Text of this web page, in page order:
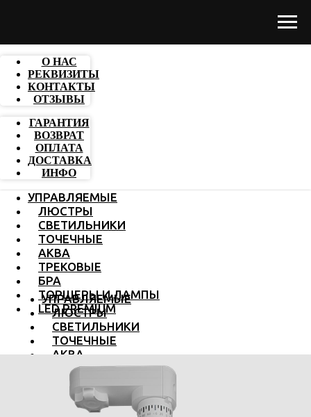
О НАС
РЕКВИЗИТЫ
КОНТАКТЫ
ОТЗЫВЫ
ГАРАНТИЯ
ВОЗВРАТ
ОПЛАТА
ДОСТАВКА
ИНФО
УПРАВЛЯЕМЫЕ
ЛЮСТРЫ
СВЕТИЛЬНИКИ
ТОЧЕЧНЫЕ
АКВА
ТРЕКОВЫЕ
БРА
ТОРШЕРЫ И ЛАМПЫ
LED PREMIUM
УПРАВЛЯЕМЫЕ
ЛЮСТРЫ
СВЕТИЛЬНИКИ
ТОЧЕЧНЫЕ
АКВА
ТРЕКОВЫЕ
БРА
ТОРШЕРЫ И ЛАМПЫ
LED PREMIUM